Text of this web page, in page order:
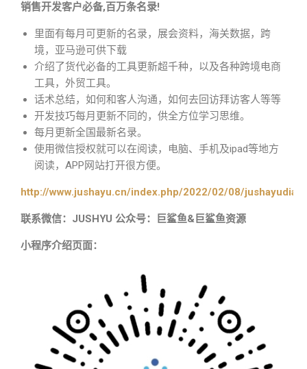
销售开发客户必备,百万条名录!
里面有每月可更新的名录，展会资料，海关数据，跨
境，亚马逊可供下载
介绍了货代必备的工具更新超千种，以及各种跨境电商
工具，外贸工具。
话术总结，如何和客人沟通，如何去回访拜访客人等等
开发技巧每月更新不同的，供全方位学习思维。
每月更新全国最新名录。
使用微信授权就可以在阅读，电脑、手机及ipad等地方
阅读，APP网站打开很方便。
http://www.jushayu.cn/index.php/2022/02/08/
联系微信：JUSHYU 公众号：巨鲨鱼&巨鲨鱼资源
小程序介绍页面：